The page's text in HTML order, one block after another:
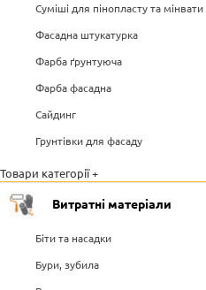
Суміші для пінопласту та мінвати
Фасадна штукатурка
Фарба ґрунтуюча
Фарба фасадна
Сайдинг
Грунтівки для фасаду
Товари категорії +
Витратні матеріали
Біти та насадки
Бури, зубила